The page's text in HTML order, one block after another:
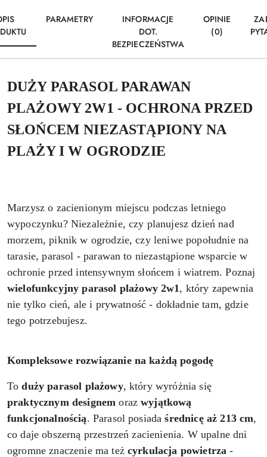
PARAMETRY
INFORMACJE
DOT.
BEZPIECZEŃSTWA
OPINIE
(0)
DUŻY PARASOL PARAWAN
PLAŻOWY 2W1 - OCHRONA PRZED
SŁOŃCEM NIEZASTĄPIONY NA
PLAŻY I W OGRODZIE
Marzysz o zacienionym miejscu podczas letniego
wypoczynku? Niezależnie, czy planujesz dzień nad
morzem, piknik w ogrodzie, czy leniwe popołudnie na
tarasie, parasol - parawan to niezastąpione wsparcie w
ochronie przed intensywnym słońcem i wiatrem. Poznaj
wielofunkcyjny parasol plażowy 2w1 , który zapewnia
nie tylko cień, ale i prywatność - dokładnie tam, gdzie
tego potrzebujesz.
Kompleksowe rozwiązanie na każdą pogodę
Toduży parasol plażowy, który wyróżnia się
praktycznym designem orazwyjątkową
funkcjonalnością. Parasol posiadaśrednicę aż 213 cm,
co daje obszerną przestrzeń zacienienia. W upalne dni
ogromne znaczenie ma teżcyrkulacja powietrza -